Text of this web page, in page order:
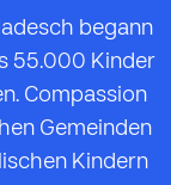
begann
55.000 Kinder
Compassion
Gemeinden
Kindern